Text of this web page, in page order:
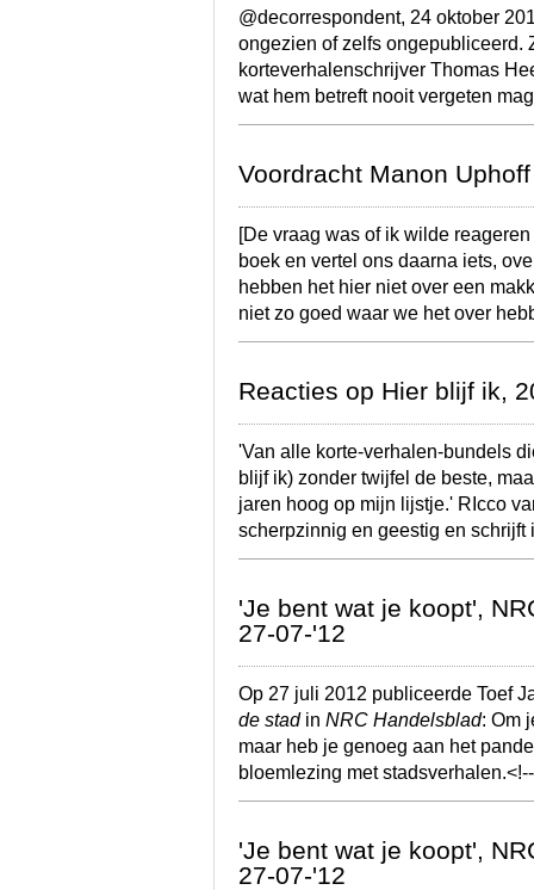
@decorrespondent, 24 oktober
ongezien of zelfs ongepubliceerd.
korteverhalenschrijver Thomas
wat hem betreft nooit vergeten
Voordracht Manon
[De vraag was of ik wilde
boek en vertel ons daarna iets,
hebben het hier niet over een
niet zo goed waar we het over
Reacties op Hier blijf ik,
'Van alle korte-verhalen-bundels
blijf ik) zonder twijfel de beste,
jaren hoog op mijn lijstje.' RIcco
scherpzinnig en geestig en
'Je bent wat je koopt',
27-07-'12
Op 27 juli 2012 publiceerde Toef
de stadin NRC Handelsblad: Om
maar heb je genoeg aan het
bloemlezing met
'Je bent wat je koopt',
27-07-'12